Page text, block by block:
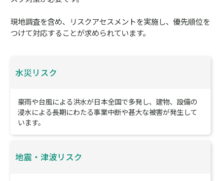
リスクの概要
のポイント
実践ソリューションの詳細
コンサルタントの